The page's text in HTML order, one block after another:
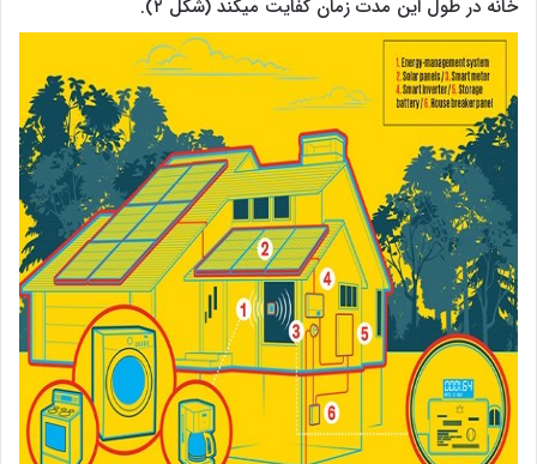
خانه در طول این مدت زمان کفایت می‎کند (شکل ۲).